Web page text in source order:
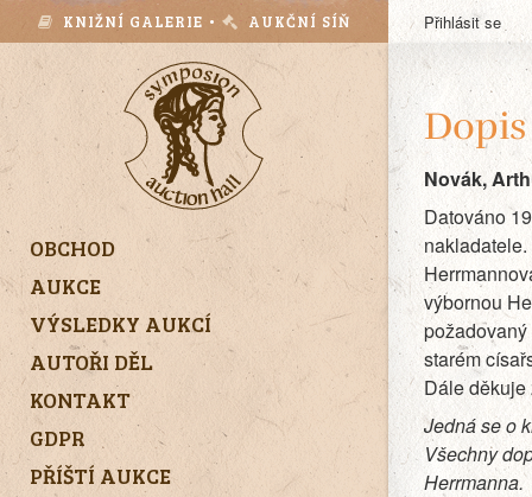
KNIŽNÍ GALERIE • AUKČNÍ SÍŇ
OBCHOD
AUKCE
VÝSLEDKY AUKCÍ
AUTOŘI DĚL
KONTAKT
GDPR
PŘÍŠTÍ AUKCE
Přihlásit se
Novák,
Datováno
výbornou
starém
Dále děkuje
Jedná se o
Všechny
Herrmanna.